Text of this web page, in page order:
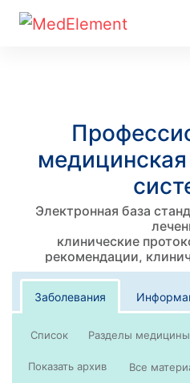
Электронная база
клинические
рекомендации,
Заболевания
Список
Все